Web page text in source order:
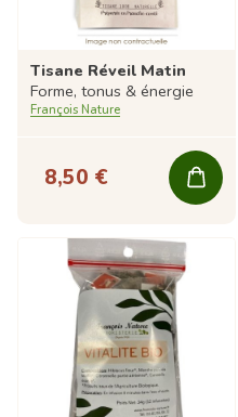
Tisane Réveil Matin
Forme, tonus & énergie
François Nature
8,50 €